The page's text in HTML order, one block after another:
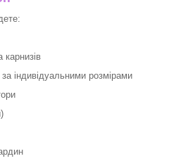
індивідуальними розмірами